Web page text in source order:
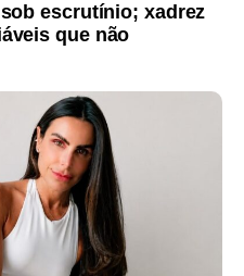
escrutínio; xadrez
que não